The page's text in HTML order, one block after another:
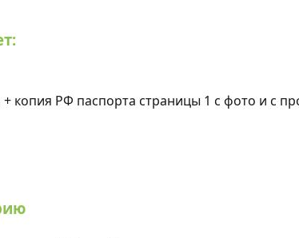
копия РФ паспорта страницы 1 с фото и с